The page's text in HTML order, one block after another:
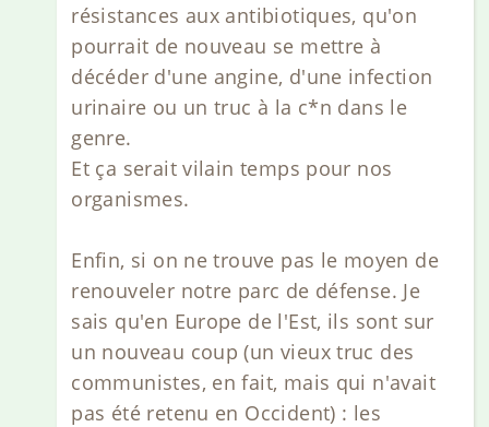
résistances aux antibiotiques, qu'on
pourrait de nouveau se mettre à
décéder d'une angine, d'une infection
urinaire ou un truc à la c*n dans le
genre.
Et ça serait vilain temps pour nos
organismes.
Enfin, si on ne trouve pas le moyen de
renouveler notre parc de défense. Je
sais qu'en Europe de l'Est, ils sont sur
un nouveau coup (un vieux truc des
communistes, en fait, mais qui n'avait
pas été retenu en Occident) : les